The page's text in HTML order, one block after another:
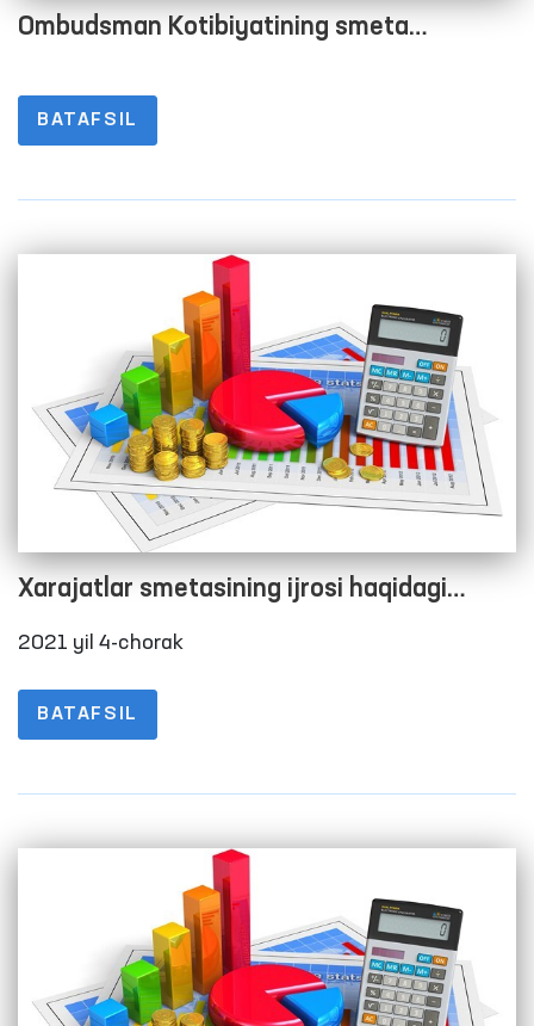
Ombudsman Kotibiyatining smeta
2022 yil 1-chorak
BATAFSIL
Xarajatlar smetasining ijrosi haqidagi
hisobot
2021 yil 4-chorak
BATAFSIL